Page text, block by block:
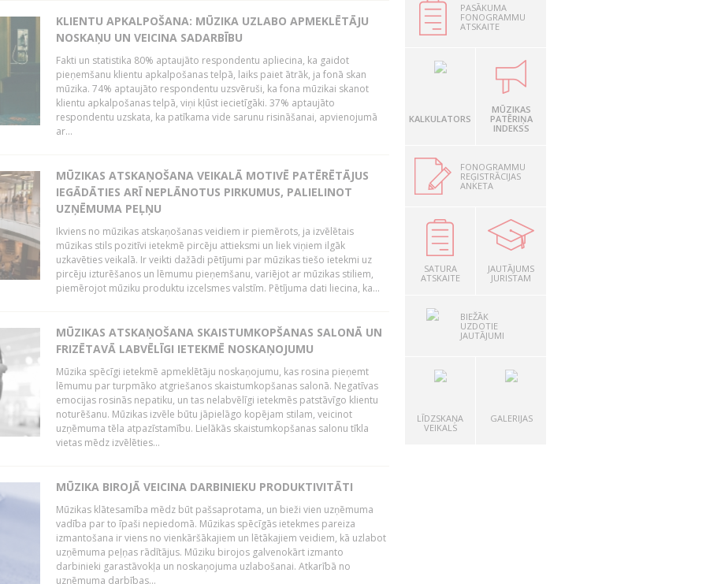
KLIENTU APKALPOŠANA: MŪZIKA UZLABO APMEKLĒTĀJU
NOSKAŅU UN VEICINA SADARBĪBU
Fakti un statistika 80% aptaujāto respondentu apliecina, ka gaidot
pieņemšanu klientu apkalpošanas telpā, laiks paiet ātrāk, ja fonā skan
mūzika. 74% aptaujāto respondentu uzsvēruši, ka fona mūzikai skanot
klientu apkalpošanas telpā, viņi kļūst iecietīgāki. 37% aptaujāto
respondentu uzskata, ka patīkama vide sarunu risināšanai, apvienojumā
ar...
MŪZIKAS ATSKAŅOŠANA VEIKALĀ MOTIVĒ PATĒRĒTĀJUS
IEGĀDĀTIES ARĪ NEPLĀNOTUS PIRKUMUS, PALIELINOT
UZŅĒMUMA PEĻŅU
Ikviens no mūzikas atskaņošanas veidiem ir piemērots, ja izvēlētais
mūzikas stils pozitīvi ietekmē pircēju attieksmi un liek viņiem ilgāk
uzkavēties veikalā. Ir veikti dažādi pētījumi par mūzikas tiešo ietekmi uz
pircēju izturēšanos un lēmumu pieņemšanu, variējot ar mūzikas stiliem,
piemērojot mūziku produktu izcelsmes valstīm. Pētījuma dati liecina, ka...
MŪZIKAS ATSKAŅOŠANA SKAISTUMKOPŠANAS SALONĀ UN
FRIZĒTAVĀ LABVĒLĪGI IETEKMĒ NOSKAŅOJUMU
Mūzika spēcīgi ietekmē apmeklētāju noskaņojumu, kas rosina pieņemt
lēmumu par turpmāko atgriešanos skaistumkopšanas salonā. Negatīvas
emocijas rosinās nepatiku, un tas nelabvēlīgi ietekmēs patstāvīgo klientu
noturēšanu. Mūzikas izvēle būtu jāpielāgo kopējam stilam, veicinot
uzņēmuma tēla atpazīstamību. Lielākās skaistumkopšanas salonu tīkla
vietas mēdz izvēlēties...
MŪZIKA BIROJĀ VEICINA DARBINIEKU PRODUKTIVITĀTI
Mūzikas klātesamība mēdz būt pašsaprotama, un bieži vien uzņēmuma
vadība par to īpaši nepiedomā. Mūzikas spēcīgās ietekmes pareiza
izmantošana ir viens no vienkāršākajiem un lētākajiem veidiem, kā uzlabot
uzņēmuma peļņas rādītājus. Mūziku birojos galvenokārt izmanto
darbinieki garastāvokļa un noskaņojuma uzlabošanai. Atkarībā no
uzņēmuma darbības...
PASĀKUMA
FONOGRAMMU
ATSKAITE
KALKULATORS
MŪZIKAS
PATĒRIŅA
INDEKSS
FONOGRAMMU
REĢISTRĀCIJAS
ANKETA
SATURA
ATSKAITE
JAUTĀJUMS
JURISTAM
BIEŽĀK
UZDOTIE
JAUTĀJUMI
LĪDZSKAŅA
VEIKALS
GALERIJAS